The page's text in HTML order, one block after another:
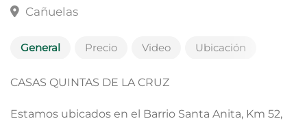
Cañuelas
General Precio Video Ubicación
CASAS QUINTAS DE LA CRUZ
Estamos ubicados en el Barrio Santa Anita, Km 52,